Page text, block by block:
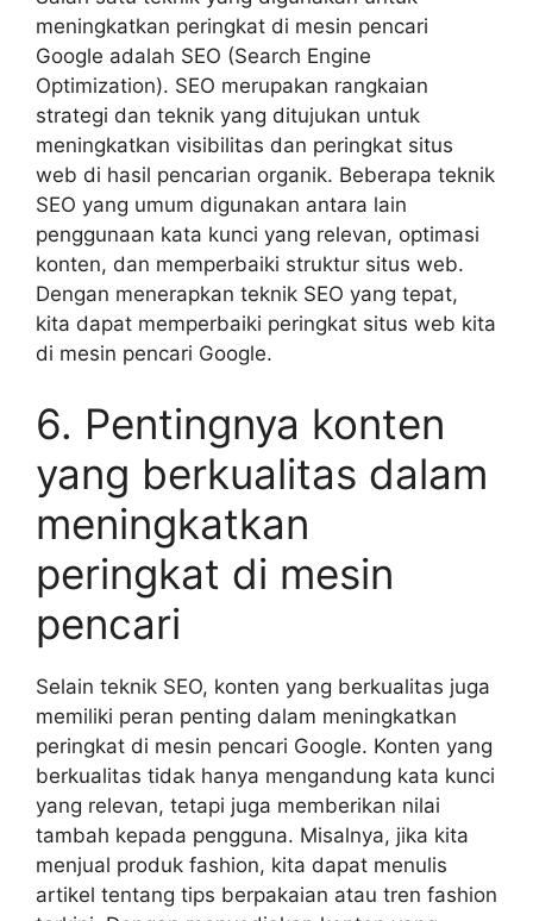
meningkatkan peringkat di mesin pencari
Google adalah SEO (Search Engine
Optimization). SEO merupakan rangkaian
strategi dan teknik yang ditujukan untuk
meningkatkan visibilitas dan peringkat situs
web di hasil pencarian organik. Beberapa teknik
SEO yang umum digunakan antara lain
penggunaan kata kunci yang relevan, optimasi
konten, dan memperbaiki struktur situs web.
Dengan menerapkan teknik SEO yang tepat,
kita dapat memperbaiki peringkat situs web kita
di mesin pencari Google.
6. Pentingnya konten
yang berkualitas dalam
meningkatkan
peringkat di mesin
pencari
Selain teknik SEO, konten yang berkualitas juga
memiliki peran penting dalam meningkatkan
peringkat di mesin pencari Google. Konten yang
berkualitas tidak hanya mengandung kata kunci
yang relevan, tetapi juga memberikan nilai
tambah kepada pengguna. Misalnya, jika kita
menjual produk fashion, kita dapat menulis
artikel tentang tips berpakaian atau tren fashion